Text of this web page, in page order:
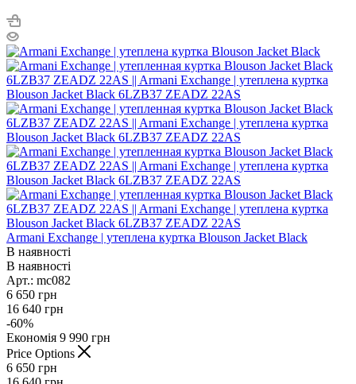
Armani Exchange | утеплена куртка Blouson Jacket Black
В наявності
В наявності
Арт.: mc082
6 650 грн
16 640 грн
-60%
Економія 9 990 грн
Price Options
6 650 грн